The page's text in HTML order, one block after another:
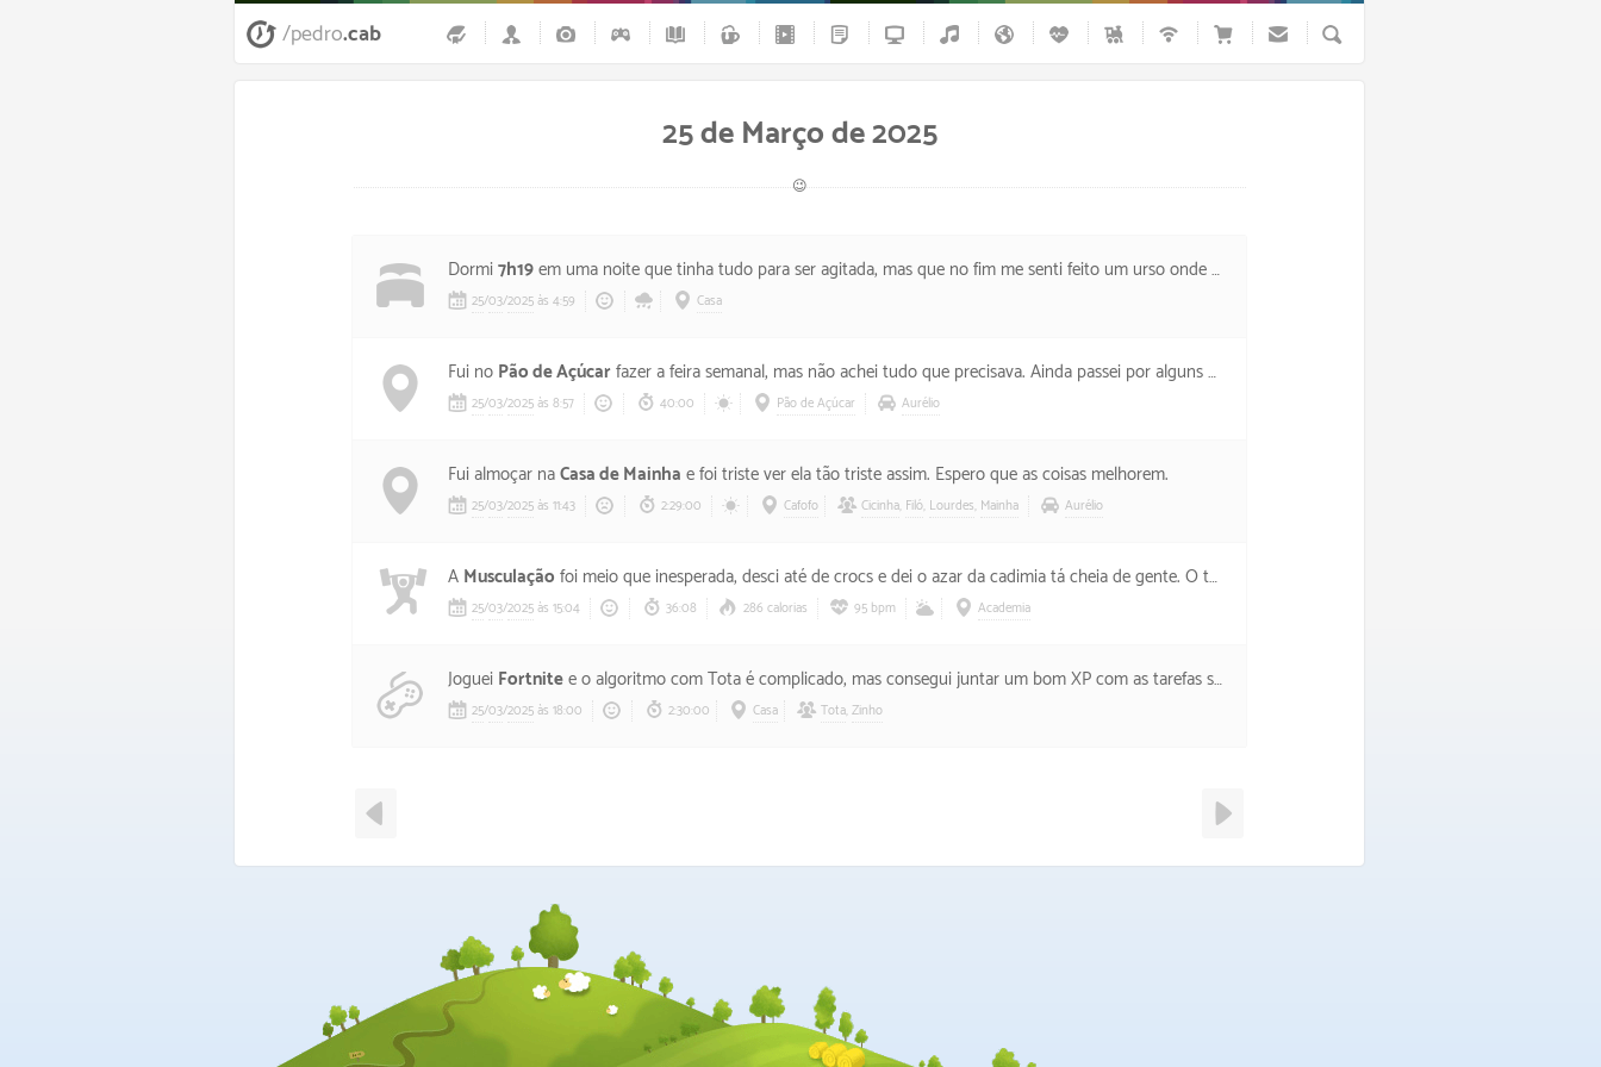
/pedro.cab
25 de Março de 2025
😉
Dormi7h19em uma noite que tinha tudo para ser agitada, mas que no fim me senti feito um urso onde nada me abalou.
25/03/2025 às 4:59 Casa
Fui no Pão de Açúcarfazer a feira semanal, mas não achei tudo que precisava. Ainda passei por alguns outros locais para poder completar a feira.
25/03/2025às 8:57 40:00 Pão de Açúcar Aurélio
Fui almoçar naCasa de Mainha e foi triste ver ela tão triste assim. Espero que as coisas melhorem.
25/03/2025 às 11:43 2:29:00 Cafofo Cicinha Filó Lourdes Mainha Aurélio
A Musculação foi meio que inesperada, desci até de crocs e dei o azar da cadimia tá cheia de gente. O treino foi vergonhoso em todos os sentidos, mas gostei de ter ido.
25/03/2025às 15:04 36:08 286 calorias 95 bpm Academia
Joguei Fortnitee o algoritmo com Tota é complicado, mas consegui juntar um bom XP com as tarefas semanais novas.
25/03/2025 às 18:00 2:30:00 Casa Tota Zinho